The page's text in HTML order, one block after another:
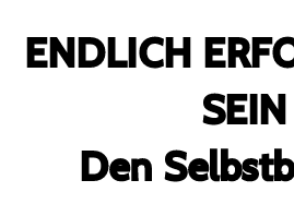
ENDLICH
SEIN
Den